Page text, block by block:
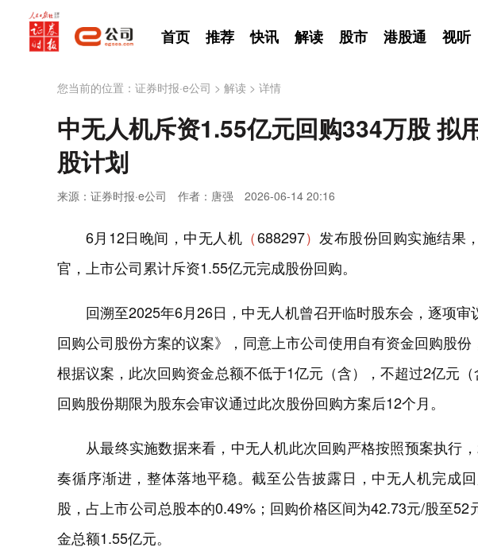
首页 推荐 快讯 解读 股市 港股通 视听
您当前的位置： 证券时报·e公司 > 解读 > 详情
中无人机斥资1.55亿元回购334万股 拟
股计划
来源：证券时报·e公司 作者：唐强 2026-06-14 20:16
6月12日晚间，中无人机 （688297） 发布股份回购实施结果
官，上市公司累计斥资1.55亿元完成股份回购。
回溯至2025年6月26日，中无人机曾召开临时股东会，逐项
回购公司股份方案的议案》，同意上市公司使用自有资金回购股份
根据议案，此次回购资金总额不低于1亿元（含），不超过2亿元
回购股份期限为股东会审议通过此次股份回购方案后12个月。
从最终实施数据来看，中无人机此次回购严格按照预案执行
奏循序渐进，整体落地平稳。截至公告披露日，中无人机完成
股，占上市公司总股本的0.49%；回购价格区间为42.73元/股至
金总额1.55亿元。